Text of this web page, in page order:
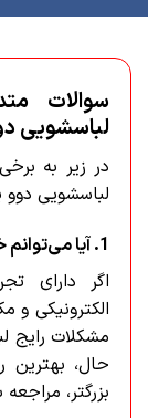
سوالات
لباسشویی
در زیر به
لباسشویی
1. آیا می‌توانم خودم لباسشویی دوو را تعمیر کنم؟
اگر دارای
الکترونیکی و
مشکلات رایج
حال، بهترین
بزرگتر،